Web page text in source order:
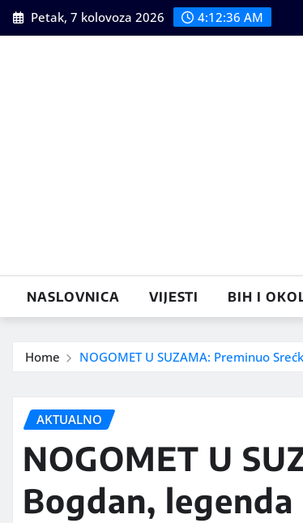
Skip
to
Petak, 7 kolovoza 2026 4:12:38 AM
NASLOVNICA VIJESTI BIH I
Home NOGOMET U SUZAMA: Preminuo
AKTUALNO
NOGOMET U
Bogdan, legenda